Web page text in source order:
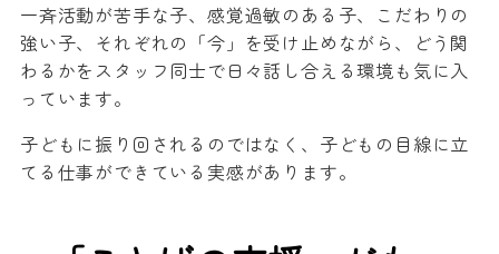
一斉活動が苦手な子、感覚過敏のある子、こだわりの
強い子、それぞれの「今」を受け止めながら、どう関
わるかをスタッフ同士で日々話し合える環境も気に入
っています。
子どもに振り回されるのではなく、子どもの目線に立
てる仕事ができている実感があります。